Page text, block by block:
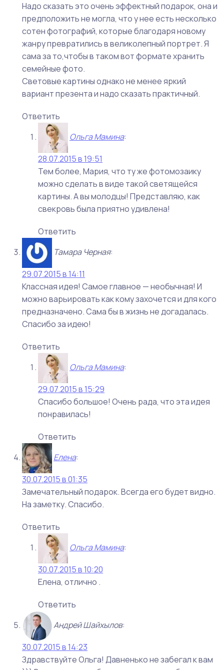
Надо сказать это очень эффектный подарок, она и
предположить не могла, что у нее есть несколько
сотен фотографий, которые благодаря новому
жанру превратились в великолепный портрет. Я
сама за то,чтобы в таком вот формате хранить
семейные фото.
Световые картины однако не менее яркий
вариант презента и надо сказать практичный.
Ответить
Ольга Мамина:
28.07.2015 в 19:51
Тем более, Мария, что ту же фотомозаику
можно сделать в виде такой светящейся
картины. А вы молодцы! Представляю, как
свекровь была приятно удивлена!
Ответить
Тамара Черная:
29.07.2015 в 14:11
Классная идея! Самое главное — необычная! И
можно варьировать как кому захочется и для кого
предназначено. Сама бы в жизнь не догадалась.
Спасибо за идею!
Ответить
Ольга Мамина:
29.07.2015 в 15:29
Спасибо большое! Очень рада, что эта идея
понравилась!
Ответить
Елена:
30.07.2015 в 01:35
Замечательный подарок. Всегда его будет видно.
На заметку. Спасибо.
Ответить
Ольга Мамина:
30.07.2015 в 10:20
Елена, отлично .
Ответить
Андрей Шайхылов:
30.07.2015 в 14:23
Здравствуйте Ольга! Давненько не забегал к вам